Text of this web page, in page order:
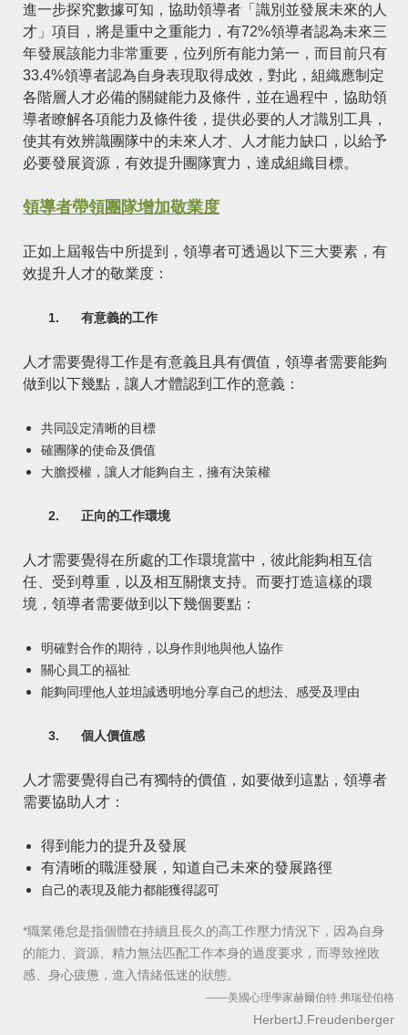
進一步探究數據可知，協助領導者「識別並發展未來的人
才」項目，將是重中之重能力，有72%領導者認為未來三
年發展該能力非常重要，位列所有能力第一，而目前只有
33.4%領導者認為自身表現取得成效，對此，組織應制定
各階層人才必備的關鍵能力及條件，並在過程中，協助領
導者瞭解各項能力及條件後，提供必要的人才識別工具，
使其有效辨識團隊中的未來人才、人才能力缺口，以給予
必要發展資源，有效提升團隊實力，達成組織目標。
領導者帶領團隊增加敬業度
正如上屆報告中所提到，領導者可透過以下三大要素，有
效提升人才的敬業度：
1. 有意義的工作
人才需要覺得工作是有意義且具有價值，領導者需要能夠
做到以下幾點，讓人才體認到工作的意義：
共同設定清晰的目標
確團隊的使命及價值
大膽授權，讓人才能夠自主，擁有決策權
2. 正向的工作環境
人才需要覺得在所處的工作環境當中，彼此能夠相互信
任、受到尊重，以及相互關懷支持。而要打造這樣的環
境，領導者需要做到以下幾個要點：
明確對合作的期待，以身作則地與他人協作
關心員工的福祉
能夠同理他人並坦誠透明地分享自己的想法、感受及理由
3. 個人價值感
人才需要覺得自己有獨特的價值，如要做到這點，領導者
需要協助人才：
得到能力的提升及發展
有清晰的職涯發展，知道自己未來的發展路徑
自己的表現及能力都能獲得認可
*職業倦怠是指個體在持續且長久的高工作壓力情況下，因為自身
的能力、資源、精力無法匹配工作本身的過度要求，而導致挫敗
感、身心疲憊，進入情緒低迷的狀態。
——美國心理學家赫爾伯特.弗瑞登伯格
HerbertJ.Freudenberger